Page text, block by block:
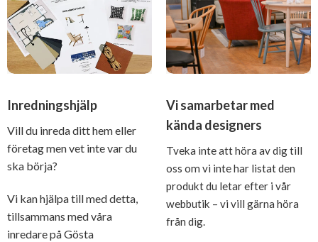
Inredningshjälp
Vill du inreda ditt hem eller
företag men vet inte var du
ska börja?
Vi kan hjälpa till med detta,
tillsammans med våra
inredare på Gösta
Vi samarbetar med
kända designers
Tveka inte att höra av dig till
oss om vi inte har listat den
produkt du letar efter i vår
webbutik – vi vill gärna höra
från dig.